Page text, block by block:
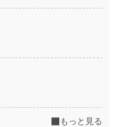
もっと見る